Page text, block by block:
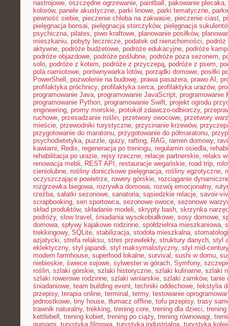
nastrojowe, oszczędne ogrzewanie, paintball , pakowanie plecaka,
kolorów, panele akustyczne, parki linowe, parki tematyczne,
pewność siebie, pieczenie chleba na zakwasie, pieczenie ciast,
pielęgnacja bonsai, pielęgnacja storczyków, pielęgnacja
psychiczna, pilates, piwo kraftowe, planowanie posiłków,
mieszkaniu, pobyty lecznicze, podatek od nieruchomości, podróż
aktywne, podróże budżetowe, podróże edukacyjne, podróże
podróże objazdowe, podróże poślubne, podróże poza sezonem,
solo, podróże z kotem, podróże z przyczepą, podróże z psem,
pola namiotowe, porównywarka lotów, porządki domowe, posiłki
PowerShell , pozwolenie na budowę, prawa pasażera, prawo AI ,
profilaktyka próchnicy, profilaktyka serca, profilaktyka urazów,
programowanie Java, programowanie JavaScript, programowanie
programowanie Python, programowanie Swift, projekt ogrodu
engineering, promy morskie, protokół zdawczo-odbiorczy,
ruchowe, przesadzanie roślin, przetwory owocowe, przetwory
mieście, przewodniki turystyczne, przycinanie krzewów,
przygotowanie do maratonu, przygotowanie do półmaratonu,
psychodietetyka, puzzle, quizy, rafting, RAG, ramen domowy,
kawiarni, Redis, regeneracja po treningu, regulamin osiedla,
rehabilitacja po urazie, rejsy rzeczne, relacje partnerskie, relaks
renowacja mebli, REST API , restauracje wegańskie, road trip,
cieniolubne, rośliny doniczkowe pielęgnacja, rośliny egzotyczne,
oczyszczające powietrze, rowery górskie, rozciąganie
rozgrzewka biegowa, rozrywka domowa, rozwój emocjonalny,
rzeźba, sałatki sezonowe, sanatoria, sąsiedzkie relacje, savoir-
scrapbooking, sen sportowca, sezonowe owoce, sezonowe
skład produktów, składanie modeli, skrypty bash, skrzynka
podróży, slow travel , śniadania wysokobiałkowe, sosy domowe,
domowa, spływy kajakowe rodzinne, spółdzielnia mieszkaniowa,
trekkingowy, SQLite, stabilizacja, stodoła mieszkalna,
azjatycki, strefa relaksu, stres przewlekły, struktury danych, styl
eklektyczny, styl japandi, styl maksymalistyczny, styl mid-century
modern farmhouse, superfood lokalne, survival , sushi w domu,
niebieskie, świece sojowe, sylwester w górach, Symfony,
roślin, szlaki górskie, szlaki historyczne, szlaki kulinarne, szlaki
szlaki rowerowe rodzinne, szlaki winiarskie, szlaki zamków, tanie
śniadaniowe, team building event, techniki oddechowe, tekstylia
przepisy, terapia online, terminal , termy, testowanie
jednostkowe, tiny house, tłumacz offline, tofu przepisy, trasy
trawnik naturalny, trekking, trening core, trening dla dzieci,
kettlebell , trening kobiet, trening po ciąży, trening równowagi,
gumami, turystyka filmowa, turystyka industrialna, turystyka